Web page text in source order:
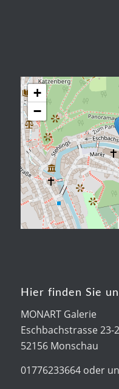
+
−
Hier finden Sie
MONART Galerie
Eschbachstrasse 23-
52156 Monschau
01776233664 oder